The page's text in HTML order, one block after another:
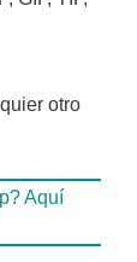
otro
Aquí